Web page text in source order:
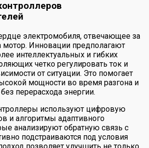
электромобиля, отвечающее за
мотор. Инновации предполагают
интеллектуальных и гибких
четко регулировать ток и
от ситуации. Это помогает
мощности во время разгона и
перерасхода энергии.
используют цифровую
и алгоритмы адаптивного
анализируют обратную связь с
подстраиваются под условия